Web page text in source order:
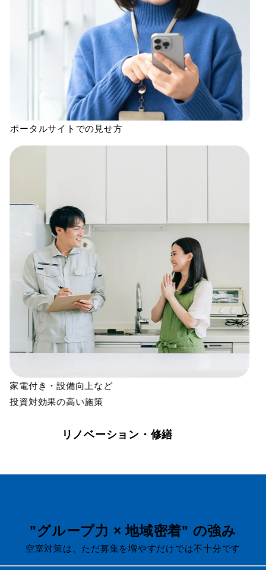
ポータルサイトでの見せ方
家電付き・設備向上など
投資対効果の高い施策
リノベーション・修繕
"グループ力 × 地域密着" の強み
空室対策は、ただ募集を増やすだけでは不十分です